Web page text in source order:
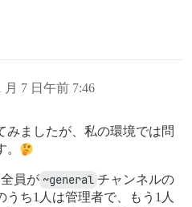
月 7 日午前 7:46
みましたが、私の環境では問
員が ~general チャンネルの
ち1人は管理者で、もう1人